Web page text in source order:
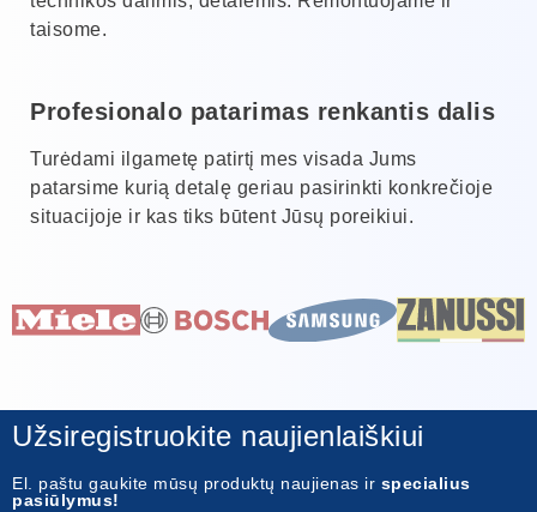
taisome.
Profesionalo patarimas renkantis dalis
Turėdami ilgametę patirtį mes visada Jums
patarsime kurią detalę geriau pasirinkti konkrečioje
situacijoje ir kas tiks būtent Jūsų poreikiui.
Užsiregistruokite naujienlaiškiui
El. paštu gaukite mūsų produktų naujienas ir specialius
pasiūlymus!